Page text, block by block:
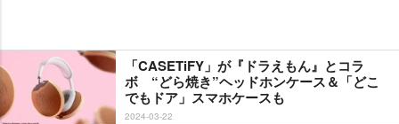
「CASETiFY」が『ドラえもん』とコラ
ボ “どら焼き”ヘッドホンケース＆「どこ
でもドア」スマホケースも
2024-03-22